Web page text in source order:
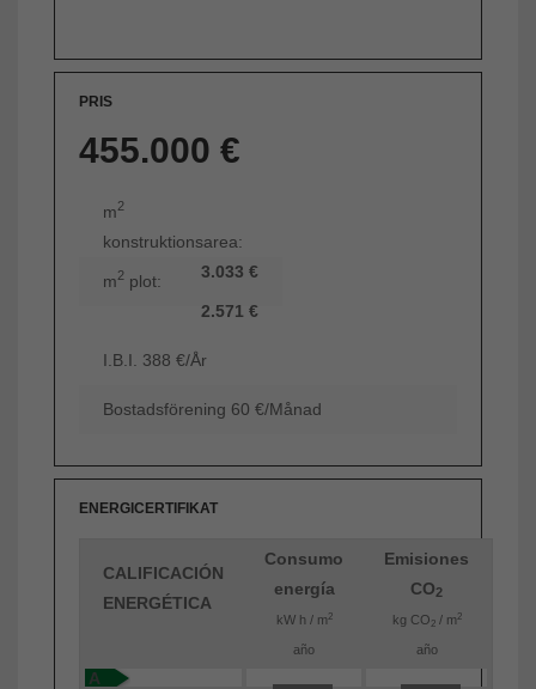
PRIS
455.000 €
m2
konstruktionsarea:
3.033 €
m2 plot:
2.571 €
I.B.I. 388 €/År
Bostadsförening 60 €/Månad
ENERGICERTIFIKAT
CALIFICACIÓN
ENERGÉTICA
Consumo
energía
kW h / m 2
año
Emisiones
CO2
kg CO 2/ m 2
año
A